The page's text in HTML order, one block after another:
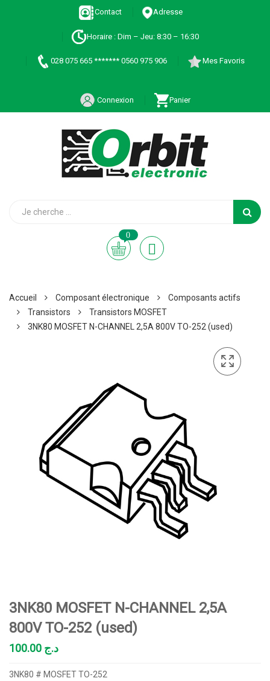
Contact Adresse
Horaire : Dim – Jeu: 8:30 – 16:30
028 075 665 ******* 0560 975 906 Mes Favoris
Connexion Panier
0
Accueil Composant électronique
Composants actifs
Transistors
Transistors MOSFET
3NK80 MOSFET N-CHANNEL 2,5A 800V TO-252 (used)
3NK80 MOSFET N-CHANNEL 2,5A
800V TO-252 (used)
د.ج
3NK80 # MOSFET TO-252